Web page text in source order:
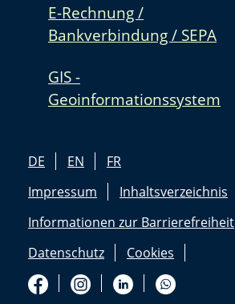
E-Rechnung /
Bankverbindung / SEPA
GIS -
Geoinformationssystem
DE EN
FR
Impressum
Inhaltsverzeichnis
Informationen zur Barrierefreiheit
Datenschutz
Cookies